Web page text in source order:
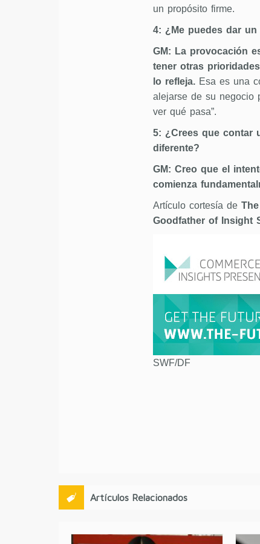
un propósito firme.
4: ¿Me puedes dar un
GM: La provocación
tener otras
lo refleja.Esa es una
alejarse de su negocio
ver qué pasa”.
5: ¿Crees que contar
diferente?
GM: Creo que el
comienza
Artículo cortesía de
Goodfather of Insight
SWF/DF
Artículos Relacionados